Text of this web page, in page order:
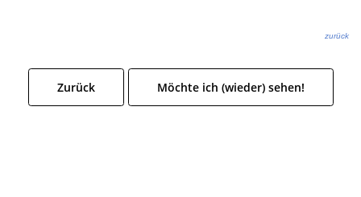
zurück
Zurück Möchte ich (wieder) sehen!